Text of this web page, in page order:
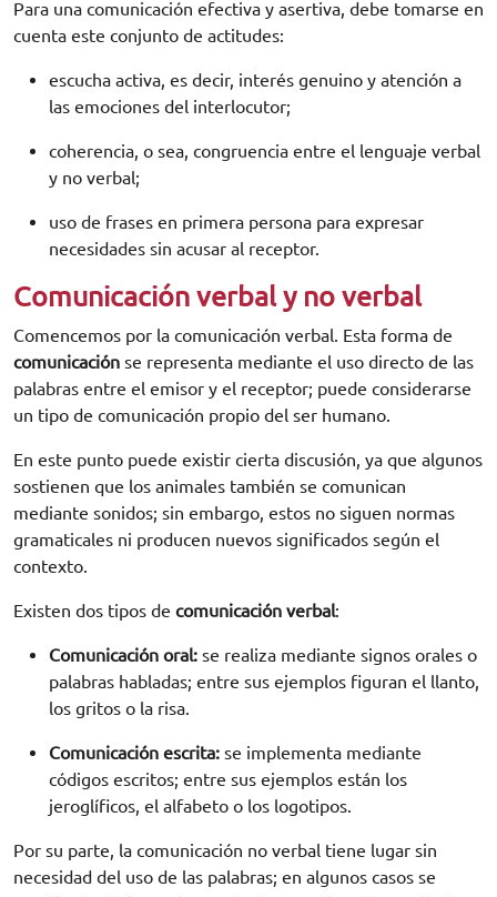
Para una comunicación efectiva y asertiva, debe tomarse en
cuenta este conjunto de actitudes:
escucha activa, es decir, interés genuino y atención a
las emociones del interlocutor;
coherencia, o sea, congruencia entre el lenguaje verbal
y no verbal;
uso de frases en primera persona para expresar
necesidades sin acusar al receptor.
Comunicación verbal y no verbal
Comencemos por la comunicación verbal. Esta forma de
comunicación se representa mediante el uso directo de las
palabras entre el emisor y el receptor; puede considerarse
un tipo de comunicación propio del ser humano.
En este punto puede existir cierta discusión, ya que algunos
sostienen que los animales también se comunican
mediante sonidos; sin embargo, estos no siguen normas
gramaticales ni producen nuevos significados según el
contexto.
Existen dos tipos de comunicación verbal:
Comunicación oral: se realiza mediante signos orales o
palabras habladas; entre sus ejemplos figuran el llanto,
los gritos o la risa.
Comunicación escrita: se implementa mediante
códigos escritos; entre sus ejemplos están los
jeroglíficos, el alfabeto o los logotipos.
Por su parte, la comunicación no verbal tiene lugar sin
necesidad del uso de las palabras; en algunos casos se